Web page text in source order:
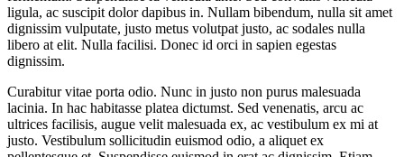
ligula, ac suscipit dolor dapibus in. Nullam bibendum, nulla sit amet
dignissim vulputate, justo metus volutpat justo, ac sodales nulla
libero at elit. Nulla facilisi. Donec id orci in sapien egestas
dignissim.
Curabitur vitae porta odio. Nunc in justo non purus malesuada
lacinia. In hac habitasse platea dictumst. Sed venenatis, arcu ac
ultrices facilisis, augue velit malesuada ex, ac vestibulum ex mi at
justo. Vestibulum sollicitudin euismod odio, a aliquet ex